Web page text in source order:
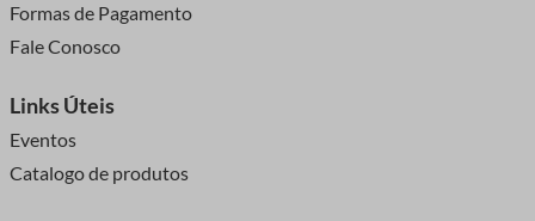
Formas de Pagamento
Fale Conosco
Links Úteis
Eventos
Catalogo de produtos